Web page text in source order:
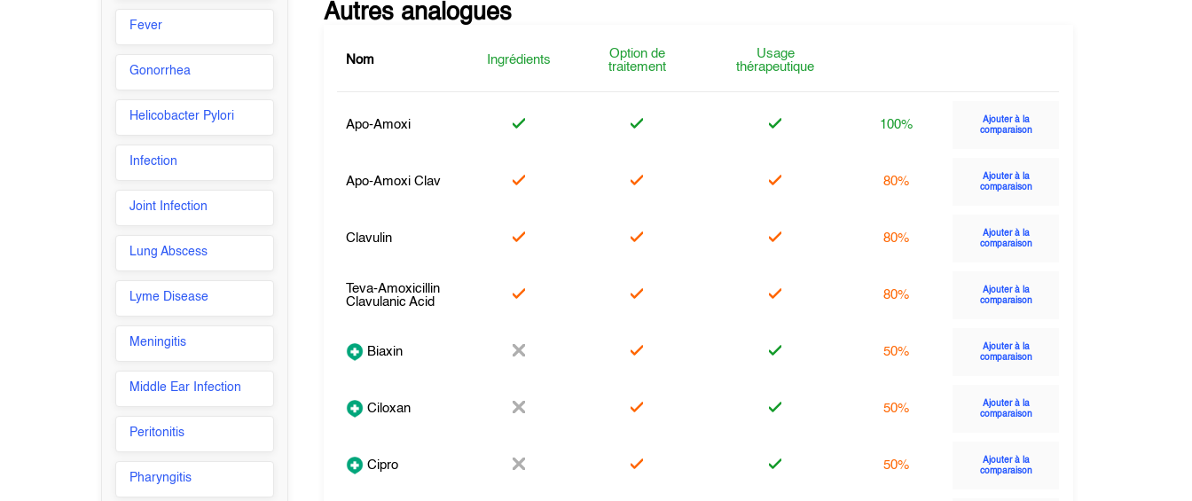
Fever
Gonorrhea
Helicobacter Pylori
Infection
Joint Infection
Lung Abscess
Lyme Disease
Meningitis
Middle Ear Infection
Peritonitis
Pharyngitis
Autres analogues
Nom Ingrédients
Option de
traitement
Usage
thérapeutique
Apo-Amoxi 100%
Ajouter à la
comparaison
Apo-Amoxi Clav 80%
Ajouter à la
comparaison
Clavulin 80%
Ajouter à la
comparaison
Teva-Amoxicillin
Clavulanic Acid
80%
Ajouter à la
comparaison
Biaxin 50%
Ajouter à la
comparaison
Ciloxan 50%
Ajouter à la
comparaison
Cipro 50%
Ajouter à la
comparaison